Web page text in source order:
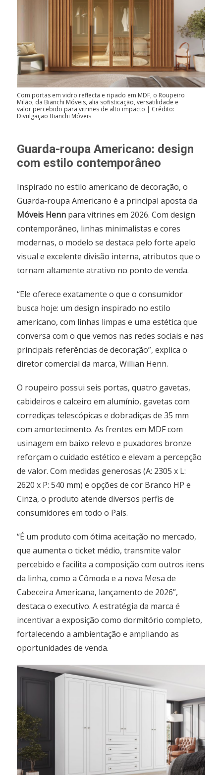
Com portas em vidro reflecta e ripado em MDF, o Roupeiro
Milão, da Bianchi Móveis, alia sofisticação, versatilidade e
valor percebido para vitrines de alto impacto | Crédito:
Divulgação Bianchi Móveis
Guarda-roupa Americano: design
com estilo contemporâneo
Inspirado no estilo americano de decoração, o
Guarda-roupa Americano é a principal aposta da
Móveis Henn para vitrines em 2026. Com design
contemporâneo, linhas minimalistas e cores
modernas, o modelo se destaca pelo forte apelo
visual e excelente divisão interna, atributos que o
tornam altamente atrativo no ponto de venda.
“Ele oferece exatamente o que o consumidor
busca hoje: um design inspirado no estilo
americano, com linhas limpas e uma estética que
conversa com o que vemos nas redes sociais e nas
principais referências de decoração”, explica o
diretor comercial da marca, Willian Henn.
O roupeiro possui seis portas, quatro gavetas,
cabideiros e calceiro em alumínio, gavetas com
corrediças telescópicas e dobradiças de 35 mm
com amortecimento. As frentes em MDF com
usinagem em baixo relevo e puxadores bronze
reforçam o cuidado estético e elevam a percepção
de valor. Com medidas generosas (A: 2305 x L:
2620 x P: 540 mm) e opções de cor Branco HP e
Cinza, o produto atende diversos perfis de
consumidores em todo o País.
“É um produto com ótima aceitação no mercado,
que aumenta o ticket médio, transmite valor
percebido e facilita a composição com outros itens
da linha, como a Cômoda e a nova Mesa de
Cabeceira Americana, lançamento de 2026”,
destaca o executivo. A estratégia da marca é
incentivar a exposição como dormitório completo,
fortalecendo a ambientação e ampliando as
oportunidades de venda.